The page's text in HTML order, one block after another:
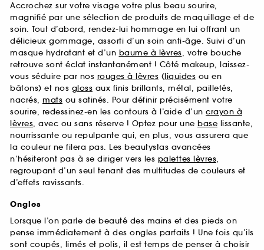
Accrochez sur votre visage votre plus beau sourire,
magnifié par une sélection de produits de maquillage et de
soin. Tout d’abord, rendez-lui hommage en lui offrant un
délicieux gommage, assorti d’un soin anti-âge. Suivi d’un
masque hydratant et d’un baume à lèvres, votre bouche
retrouve sont éclat instantanément ! Côté makeup, laissez-
vous séduire par nos rouges à lèvres (liquides ou en
bâtons) et nos gloss aux finis brillants, métal, pailletés,
nacrés, mats ou satinés. Pour définir précisément votre
sourire, redessinez-en les contours à l’aide d’un crayon à
lèvres, avec ou sans réserve ! Optez pour une base lissante,
nourrissante ou repulpante qui, en plus, vous assurera que
la couleur ne filera pas. Les beautystas avancées
n’hésiteront pas à se diriger vers les palettes lèvres,
regroupant d’un seul tenant des multitudes de couleurs et
d’effets ravissants.
Ongles
Lorsque l’on parle de beauté des mains et des pieds on
pense immédiatement à des ongles parfaits ! Une fois qu’ils
sont coupés, limés et polis, il est temps de penser à choisir